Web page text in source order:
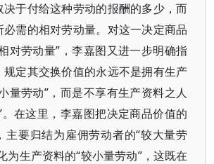
于付给这种劳动的报酬的多少，而
需的相对劳动量。对这一决定商品
对劳动量”，李嘉图又进一步明确指
规定其交换价值的永远不是拥有生产
量劳动”，而是不享有生产资料之人
。在这里，李嘉图把决定商品价值的
主要归结为雇佣劳动者的“较大量劳
为生产资料的“较小量劳动”，这既在